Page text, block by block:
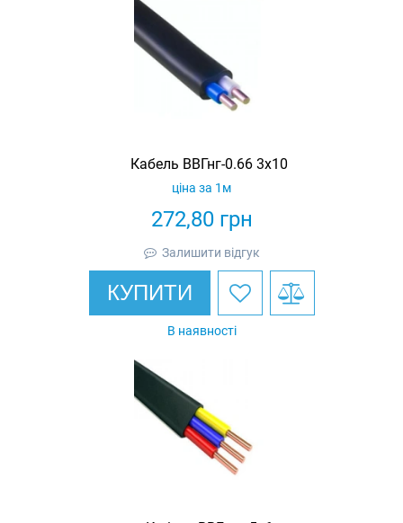
Кабель ВВГнг-0.66 3х10
272,80грн
ціна за 1м
Залишити відгук
КУПИТИ
В наявності